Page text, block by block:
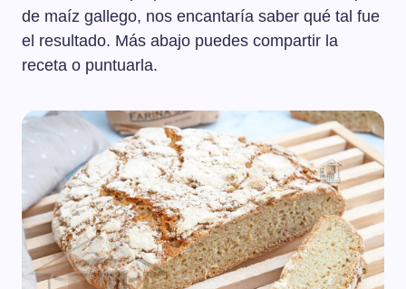
de maíz gallego, nos encantaría saber qué tal fue
el resultado. Más abajo puedes compartir la
receta o puntuarla.